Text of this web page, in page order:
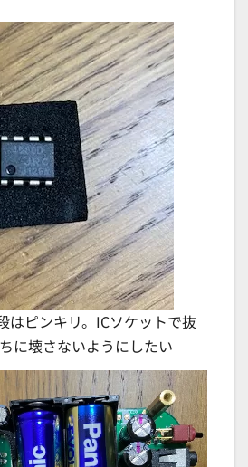
はピンキリ。ICソケットで抜
に壊さないようにしたい